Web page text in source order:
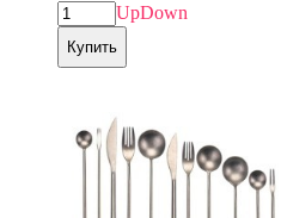
UpDown
Купить